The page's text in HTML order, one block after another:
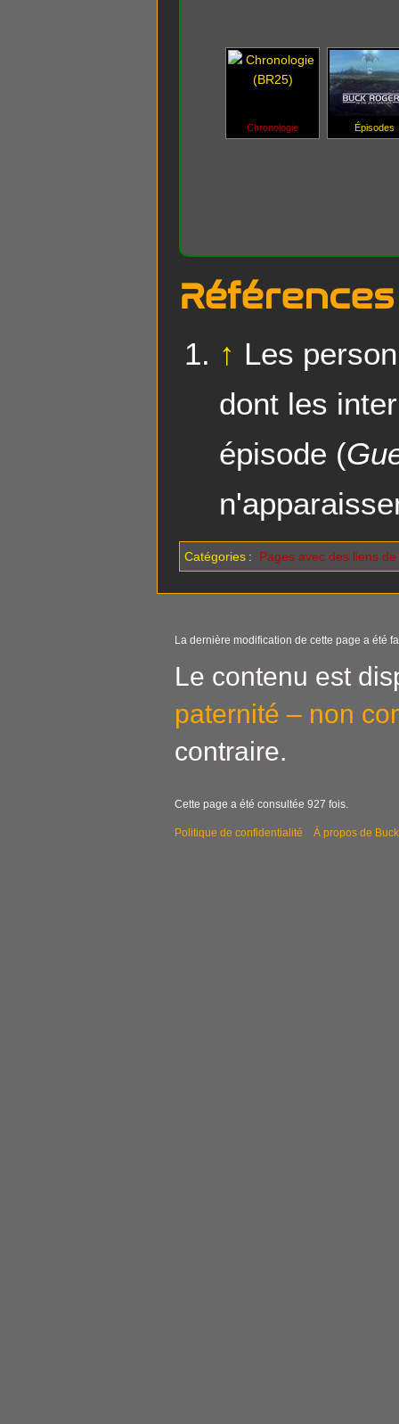
Chronologie Épisodes
Références
↑ Les
dont les
épisode (
Catégories : Pages avec des liens
La dernière modification de cette page a été
Le contenu est
paternité – non
contraire.
Cette page a été consultée 927 fois.
Politique de confidentialité À propos de